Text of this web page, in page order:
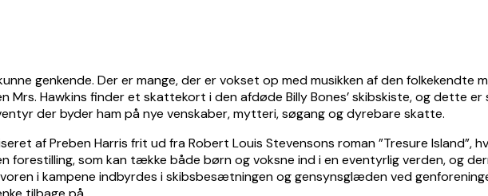
genkende. Der er mange, der er vokset op med musikken af den folkekendte
Mrs. Hawkins finder et skattekort i den afdøde Billy Bones’ skibskiste, og dette
der byder ham på nye venskaber, mytteri, søgang og dyrebare skatte.
af Preben Harris frit ud fra Robert Louis Stevensons roman ”Tresure
forestilling, som kan tække både børn og voksne ind i en eventyrlig verden, og
i kampene indbyrdes i skibsbesætningen og gensynsglæden ved